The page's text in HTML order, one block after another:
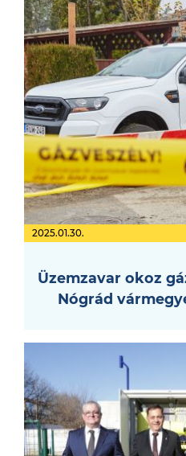
2025.01.30.
Üzemzavar okoz
Nógrád